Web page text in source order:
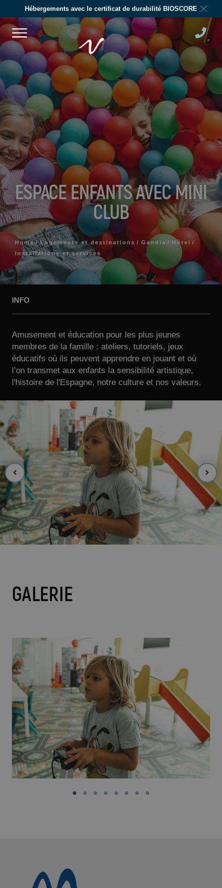
Hébergements avec le certificat de durabilité BIOSCORE
ESPACE ENFANTS AVEC MINI
CLUB
Home Logements et destinations Gandia
Hôtel
Installations et services
INFO
Amusement et éducation pour les plus jeunes
membres de la famille : ateliers, tutoriels, jeux
éducatifs où ils peuvent apprendre en jouant et où
l’on transmet aux enfants la sensibilité artistique,
l'histoire de l'Espagne, notre culture et nos valeurs.
GALERIE